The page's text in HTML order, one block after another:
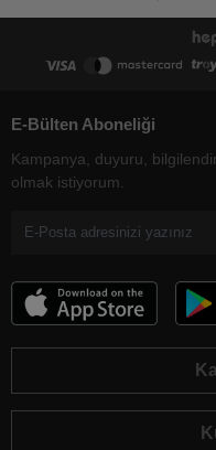
E-Bülten Aboneliği
Kampanya, duyuru,
olmak istiyorum.